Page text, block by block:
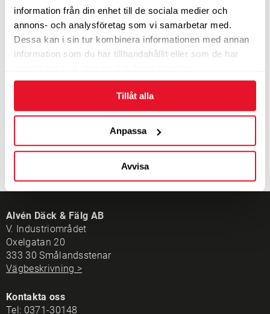
information från din enhet till de sociala medier och
annons- och analysföretag som vi samarbetar med.
Dessa kan i sin tur kombinera informationen med annan
information som du har tillhandahållit eller som de har
Tillåt alla
Anpassa
Avvisa
Hast.index W EU-märkning
C B 71
5-10 dagars leveranstid
KÖP
4 090kr/st
Alvén Däck & Fälg AB
V. Industriområdet
Oxelgatan 20
333 30 Smålandsstenar
Vägbeskrivning >
Kontakta oss
Tel: 0371-30148